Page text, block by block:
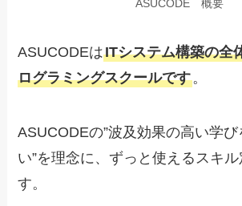
ASUCODE 概要
ASUCODEはITシステム構築の全
ログラミングスクールです。
ASUCODEの”波及効果の高い学び
い”を理念に、ずっと使えるスキ
す。